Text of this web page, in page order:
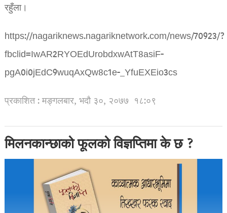
रहुँला।
https://nagariknews.nagariknetwork.com/news/70923/?
fbclid=IwAR2RYOEdUrobdxwAtT8asiF-
pgA0i0jEdC9wuqAxQw8c1e-_YfuEXEio3cs
प्रकाशित : मङ्गलबार, भदौ ३०, २०७७ १८:०९
मिलनकान्छाको फूलको विज्ञप्तिमा के छ ?